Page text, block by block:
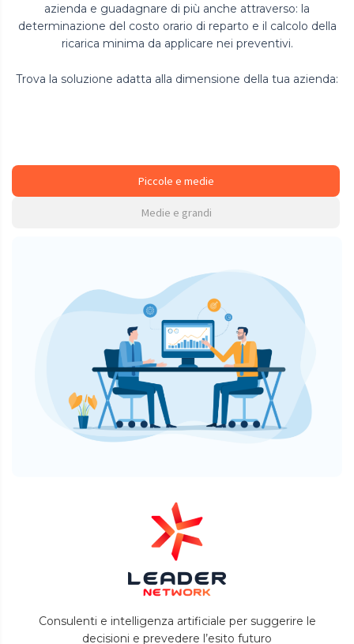
azienda e guadagnare di più anche attraverso: la
determinazione del costo orario di reparto e il calcolo della
ricarica minima da applicare nei preventivi.
Trova la soluzione adatta alla dimensione della tua azienda:
Piccole e medie
Medie e grandi
Consulenti e intelligenza artificiale per suggerire le
decisioni e prevedere l’esito futuro